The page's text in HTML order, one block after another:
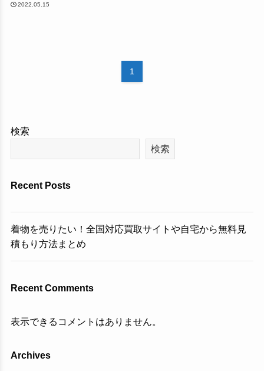
2022.05.15
1
検索
検索
Recent Posts
着物を売りたい！全国対応買取サイトや自宅から無料見
積もり方法まとめ
Recent Comments
表示できるコメントはありません。
Archives